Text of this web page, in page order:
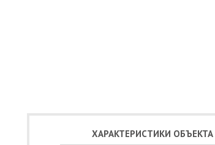
ХАРАКТЕРИСТИКИ ОБЪЕКТА